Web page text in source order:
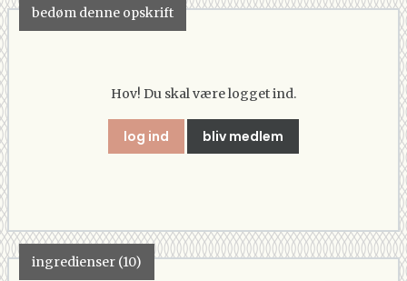
bedøm denne opskrift
Hov! Du skal være logget ind.
log ind bliv medlem
ingredienser (10)